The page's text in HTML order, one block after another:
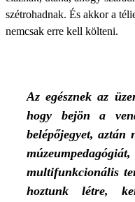
szétrohadnak. És akkor a
nemcsak erre kell költeni.
Az egésznek az
hogy bejön a
belépőjegyet, aztán
multifunkcionális
hoztunk létre,